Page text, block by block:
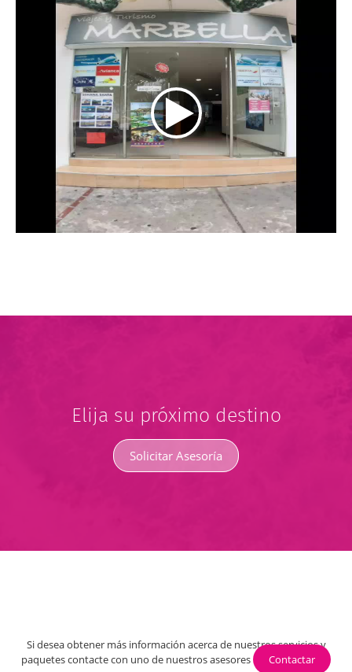
Elija su próximo destino
Solicitar Asesoría
Si desea obtener más información acerca de nuestros servicios y
paquetes contacte con uno de nuestros asesores
Contactar